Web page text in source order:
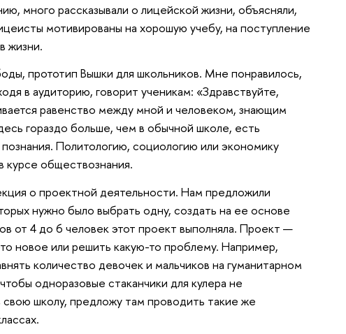
много рассказывали о лицейской жизни, объясняли,
мотивированы на хорошую учебу, на поступление
жизни.
прототип Вышки для школьников. Мне понравилось,
в аудиторию, говорит ученикам: «Здравствуйте,
равенство между мной и человеком, знающим
гораздо больше, чем в обычной школе, есть
Политологию, социологию или экономику
курсе обществознания.
о проектной деятельности. Нам предложили
нужно было выбрать одну, создать на ее основе
от 4 до 6 человек этот проект выполняла. Проект —
новое или решить какую-то проблему. Например,
количество девочек и мальчиков на гуманитарном
одноразовые стаканчики для кулера не
свою школу, предложу там проводить такие же